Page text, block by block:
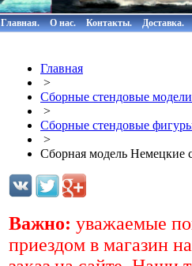
Главная. О нас. Контакты. Доставка.
Главная
>
Сборные стендовые
>
Сборные стендовые
>
Сборная модель Немецкие
Важно: уважаемые
приездом в магазин